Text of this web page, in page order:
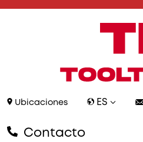
Ubicaciones ES
Contacto